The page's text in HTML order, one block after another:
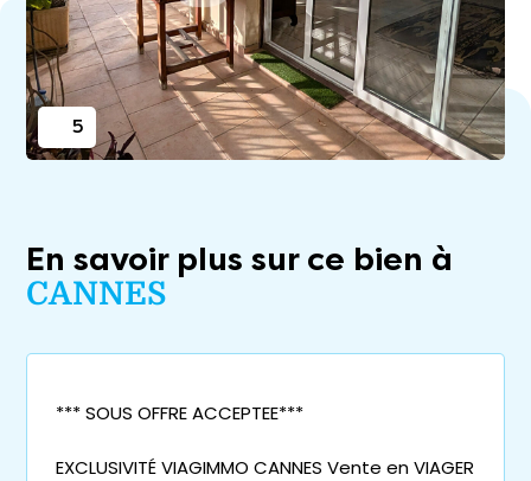
5
En savoir plus sur ce bien à
CANNES
*** SOUS OFFRE ACCEPTEE***
EXCLUSIVITÉ VIAGIMMO CANNES Vente en VIAGER